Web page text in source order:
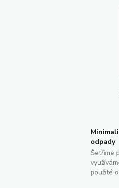
odpady
Šetříme
použité